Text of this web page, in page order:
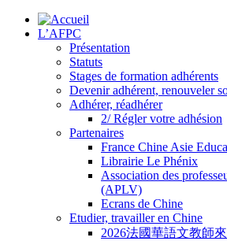
L’AFPC
Présentation
Statuts
Stages de formation adhérents
Devenir adhérent, renouveler
Adhérer, réadhérer
2/ Régler votre adhésion
Partenaires
France Chine Asie
Librairie Le Phénix
Association des
(APLV)
Ecrans de Chine
Etudier, travailler en Chine
2026法國華語文教師